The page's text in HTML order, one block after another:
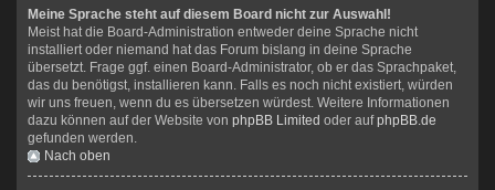
Meine Sprache steht auf diesem Board nicht zur Auswahl!
Meist hat die Board-Administration entweder deine Sprache nicht
installiert oder niemand hat das Forum bislang in deine Sprache
übersetzt. Frage ggf. einen Board-Administrator, ob er das Sprachpaket,
das du benötigst, installieren kann. Falls es noch nicht existiert, würden
wir uns freuen, wenn du es übersetzen würdest. Weitere Informationen
dazu können auf der Website von phpBB Limited oder aufphpBB.de
gefunden werden.
Nach oben